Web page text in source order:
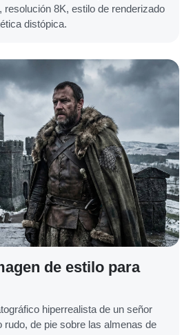
8K, estilo de renderizado
distópica.
de estilo para
hiperrealista de un señor
rudo, de pie sobre las almenas de